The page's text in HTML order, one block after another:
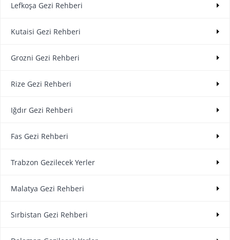
Lefkoşa Gezi Rehberi
Kutaisi Gezi Rehberi
Grozni Gezi Rehberi
Rize Gezi Rehberi
Iğdır Gezi Rehberi
Fas Gezi Rehberi
Trabzon Gezilecek Yerler
Malatya Gezi Rehberi
Sırbistan Gezi Rehberi